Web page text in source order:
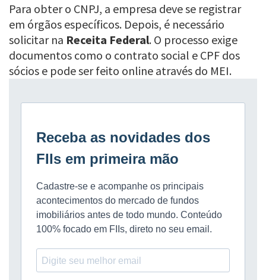
Para obter o CNPJ, a empresa deve se registrar
em órgãos específicos. Depois, é necessário
solicitar na Receita Federal. O processo exige
documentos como o contrato social e CPF dos
sócios e pode ser feito online através do MEI.